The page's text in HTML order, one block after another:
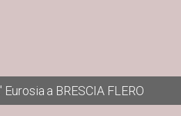
Eurosia BRESCIA FLERO